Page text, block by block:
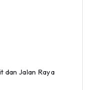
dan Jalan Raya